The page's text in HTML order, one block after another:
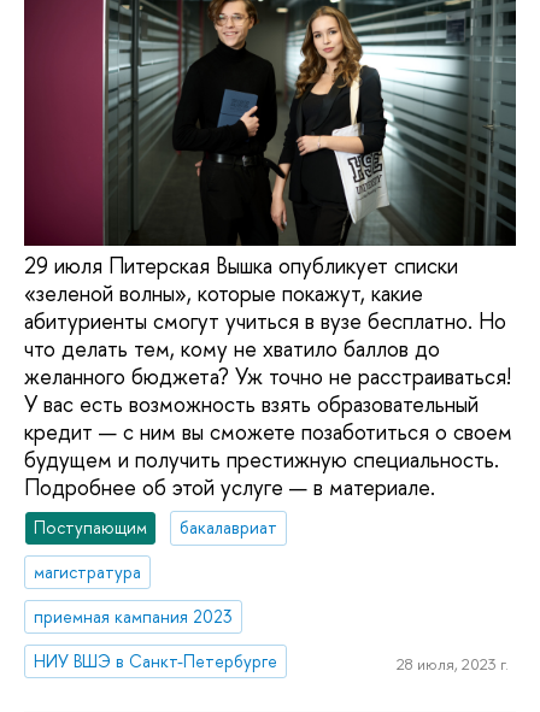
29 июля Питерская Вышка опубликует списки
«зеленой волны», которые покажут, какие
абитуриенты смогут учиться в вузе бесплатно. Но
что делать тем, кому не хватило баллов до
желанного бюджета? Уж точно не расстраиваться!
У вас есть возможность взять образовательный
кредит — с ним вы сможете позаботиться о своем
будущем и получить престижную специальность.
Подробнее об этой услуге — в материале.
Поступающим
бакалавриат
магистратура
приемная кампания 2023
НИУ ВШЭ в Санкт-Петербурге
28 июля, 2023 г.